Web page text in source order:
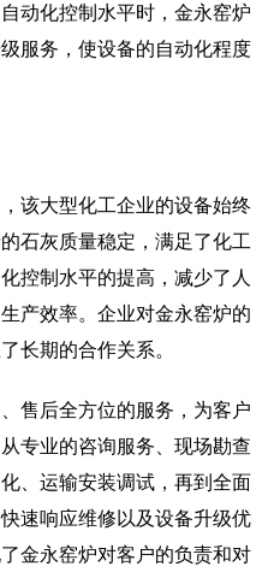
动化控制水平时，金永窑炉
服务，使设备的自动化程度
该大型化工企业的设备始终
石灰质量稳定，满足了化工
控制水平的提高，减少了人
产效率。企业对金永窑炉的
长期的合作关系。
售后全方位的服务，为客户
专业的咨询服务、现场勘查
、运输安装调试，再到全面
速响应维修以及设备升级优
金永窑炉对客户的负责和对